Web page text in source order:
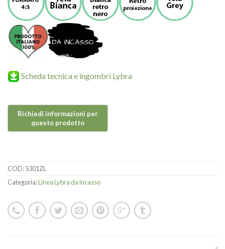
Scheda tecnica e ingombri Lybra
COD:5301ZL
Categoria:Linea Lybra da incasso